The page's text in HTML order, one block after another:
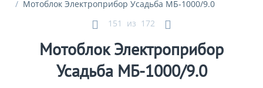
/ Мотоблок Электроприбор Усадьба МБ-1000/9.0
151
из 172
Мотоблок Электроприбор
Усадьба МБ-1000/9.0